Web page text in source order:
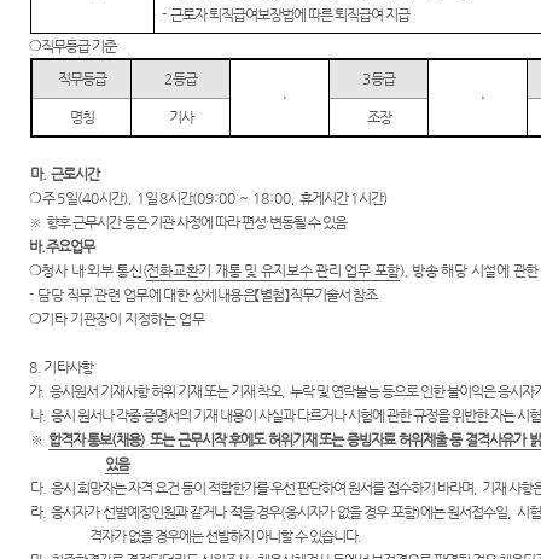
-근로자 퇴직급여보장법에 따른 퇴직급여 지급
❍직무등급 기준
직무등급
2등급
→
3등급
→
명칭
기사 조장
마.근로시간
❍주5일(40시간), 1 일8시간(09:00 ~ 18:00,휴게시간 1 시간)
※향후 근무시간 등은 기관 사정에 따라 편성·변동될 수 있음
바.주요업무
❍청사 내·외부 통신(전화교환기 개통 및 유지보수 관리 업무 포함), 방송 해당 시설에 관
- 담당 직무 관련 업무에 대한 상세내용은【별첨】 직무기술서 참조
❍기타 기관장이 지정하는 업무
8. 기타사항
가.응시원서 기재사항 허위 기재 또는 기재 착오,누락 및 연락불능 등으로 인한 불이익은 응시자
나. 응시 원서나 각종 증명서의 기재 내용이 사실과 다르거나 시험에 관한 규정을 위반한 자는 시
※ 합격자 통보(채용)또는 근무시작 후에도 허위기재 또는 증빙자료 허위제출 등 결격사유가
있음
다. 응시 희망자는 자격 요건 등이 적합한가를 우선 판단하여 원서를 접수하기 바라며
기재 사항
라.응시자가 선발예정인원과 같거나 적을 경우(응시자가 없을 경우 포함)에는 원서접수일
시
격자가 없을 경우에는 선발하지 아니할 수 있습니다.